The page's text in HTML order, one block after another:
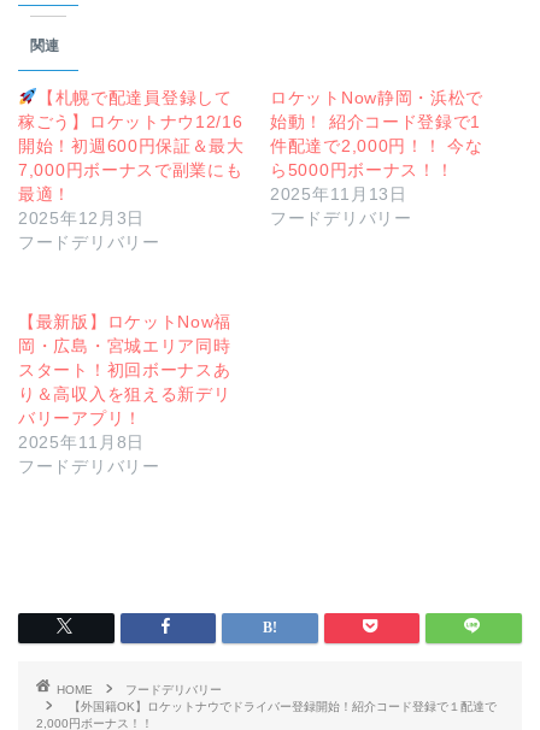
関連
【札幌で配達員登録して
稼ごう】ロケットナウ12/16
開始！初週600円保証＆最大
7,000円ボーナスで副業にも
最適！
2025年12月3日
フードデリバリー
ロケットNow静岡・浜松で
始動！ 紹介コード登録で1
件配達で2,000円！！ 今な
ら5000円ボーナス！！
2025年11月13日
フードデリバリー
【最新版】ロケットNow福
岡・広島・宮城エリア同時
スタート！初回ボーナスあ
り＆高収入を狙える新デリ
バリーアプリ！
2025年11月8日
フードデリバリー
HOME
フードデリバリー
【外国籍OK】ロケットナウでドライバー登録開始！紹介コード登録で１配達で
2,000円ボーナス！！